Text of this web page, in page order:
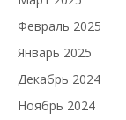
Февраль 2025
Январь 2025
Декабрь 2024
Ноябрь 2024